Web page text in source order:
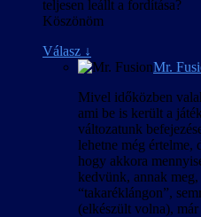
teljesen leállt a fordítása?
Köszönöm
Válasz ↓
Mr.
Mivel időközben
ami be is került a
változatunk
lehetne még értelme,
hogy akkora
kedvünk, annak
“takaréklángon”,
(elkészült volna),